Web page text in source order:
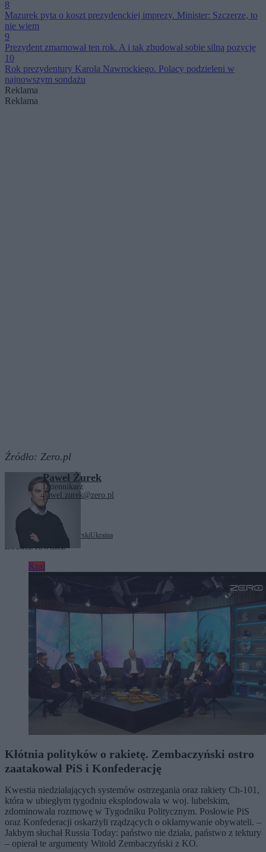
8
Mazurek pyta o koszt prezydenckiej imprezy. Minister: Szczerze, to
nie wiem
9
Prezydent zmarnował ten rok. A i tak zbudował sobie silną pozycję
10
Rok prezydentury Karola Nawrockiego. Polacy podzieleni w
najnowszym sondażu
Reklama
Reklama
Źródło: Zero.pl
Paweł Żurek
Dziennikarz
pawel.zurek@zero.pl
Tagi: IranRadosław SikorskiUkraina
Zobacz również
Kraj
Kłótnia polityków o rakietę. Zembaczyński ostro
zaatakował PiS i Konfederację
Kwestia niedziałających systemów ostrzegania oraz rakiety Ch-101,
która w ubiegłym tygodniu eksplodowała w woj. lubelskim,
zdominowała rozmowę w Tygodniku Politycznym. Posłowie PiS
oraz Konfederacji oskarżyli rządzących o okłamywanie obywateli. –
Jakbym słuchał Russia Today: państwo nie działa, państwo z tektury
– opierał te argumenty Witold Zembaczyński z KO.